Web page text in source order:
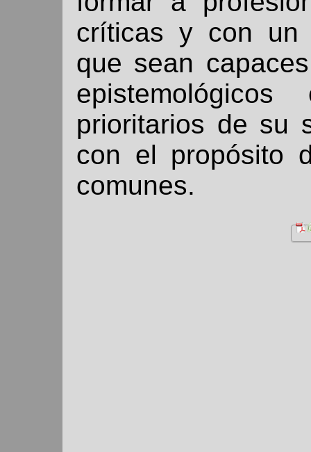
críticas y con un
que sean
prioritarios de su
con el propósito
comunes.